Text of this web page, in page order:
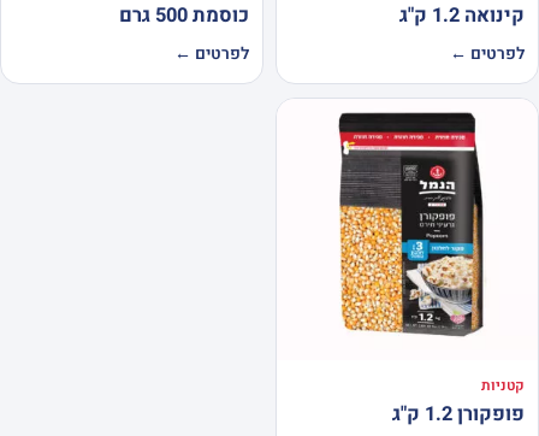
קינואה 1.2 ק"ג
לפרטים ←
כוסמת 500 גרם
לפרטים ←
קטניות
פופקורן 1.2 ק"ג